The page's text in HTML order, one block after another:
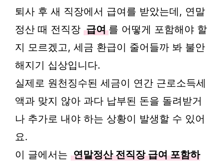
퇴사 후 새 직장에서 급여를 받았는데, 연말
정산 때 전직장 급여 를 어떻게 포함해야 할
지 모르겠고, 세금 환급이 줄어들까 봐 불안
해지기 십상입니다.
실제로 원천징수된 세금이 연간 근로소득세
액과 맞지 않아 과다 납부된 돈을 돌려받거
나 추가로 내야 하는 상황이 발생할 수 있어
요.
이 글에서는 연말정산 전직장 급여 포함하